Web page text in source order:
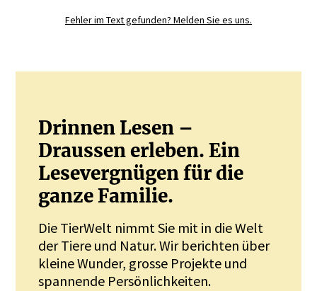
Fehler im Text gefunden? Melden Sie es uns.
Drinnen Lesen –
Draussen erleben. Ein
Lesevergnügen für die
ganze Familie.
Die TierWelt nimmt Sie mit in die Welt
der Tiere und Natur. Wir berichten über
kleine Wunder, grosse Projekte und
spannende Persönlichkeiten.